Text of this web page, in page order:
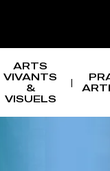
ARTS
VIVANTS
&
VISUELS